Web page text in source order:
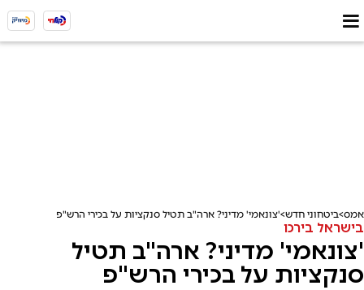
אמס ביטחוני חדש 'צונאמי' מדיני? ארה"ב תטיל סנקציות על בכירי הרש"פ
בישראל בירכו
'צונאמי' מדיני? ארה"ב תטיל
סנקציות על בכירי הרש"פ